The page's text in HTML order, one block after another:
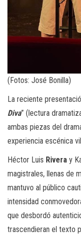
(Fotos: José Bonilla)
La reciente
Diva” (lectura
ambas piezas del
experiencia escénica
Héctor Luis Rivera y
magistrales, llenas de
mantuvo al público
intensidad
que desbordó
trascendieran el texto